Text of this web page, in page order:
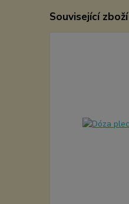
Související zboží